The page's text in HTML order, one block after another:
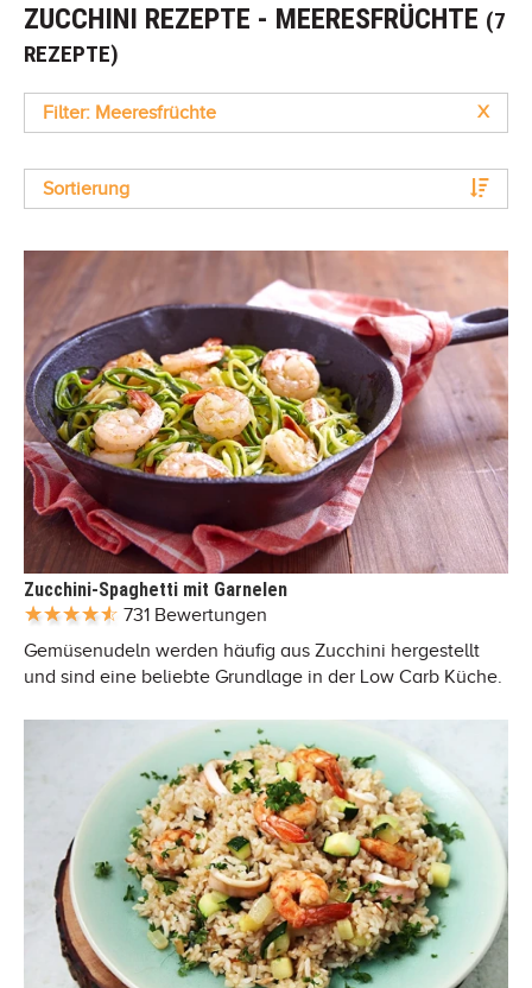
ZUCCHINI REZEPTE - MEERESFRÜCHTE (7
REZEPTE)
Filter: Meeresfrüchte X
Sortierung
Zucchini-Spaghetti mit Garnelen
731 Bewertungen
Gemüsenudeln werden häufig aus Zucchini hergestellt
und sind eine beliebte Grundlage in der Low Carb Küche.